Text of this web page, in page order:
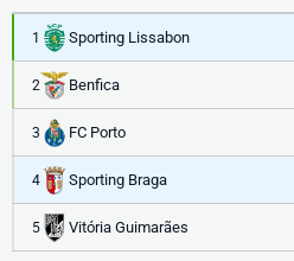
1 Sporting Lissabon
2 Benfica
3 FC Porto
4 Sporting Braga
5 Vitória Guimarães